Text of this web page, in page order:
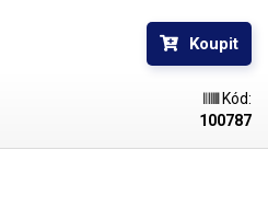
spoj. Tryska Y1139 je určena pro
mm
Koupit
Kód:
100787